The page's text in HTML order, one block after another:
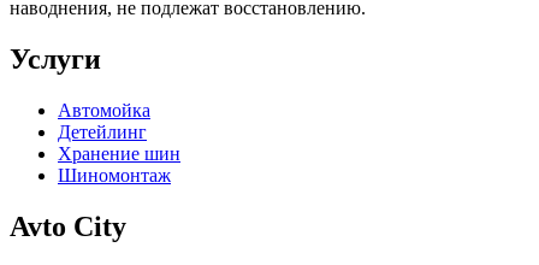
наводнения, не подлежат восстановлению.
Услуги
Автомойка
Детейлинг
Хранение шин
Шиномонтаж
Avto City